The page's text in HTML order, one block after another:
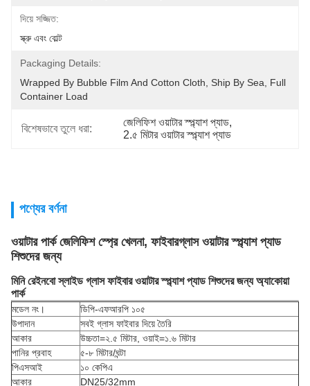
দিয়ে সজ্জিত:
স্ক্রু এবং বোল্ট
Packaging Details:
Wrapped By Bubble Film And Cotton Cloth, Ship By Sea, Full
Container Load
বিশেষভাবে তুলে ধরা:
জেলিফিশ ওয়াটার স্প্ল্যাশ প্যাড,
2.৫ মিটার ওয়াটার স্প্ল্যাশ প্যাড
পণ্যের বর্ণনা
ওয়াটার পার্ক জেলিফিশ স্প্রে খেলনা, ফাইবারগ্লাস ওয়াটার স্প্ল্যাশ প্যাড
শিশুদের জন্য
মিনি রেইনবো স্লাইড গ্লাস ফাইবার ওয়াটার স্প্ল্যাশ প্যাড শিশুদের জন্য অ্যাকোয়া
পার্ক
মডেল নং।
ডিপি-এফআরপি ১০৫
উপাদান
সবই গ্লাস ফাইবার দিয়ে তৈরি
আকার
উচ্চতা=২.৫ মিটার, ওয়াই=১.৬ মিটার
পানির প্রবাহ
৫-৮ মিটার/ঘন্টা
পিএসআই
১০ কেপিএ
আকার
DN25/32mm